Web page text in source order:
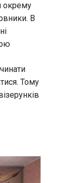
окрему
В
Тому